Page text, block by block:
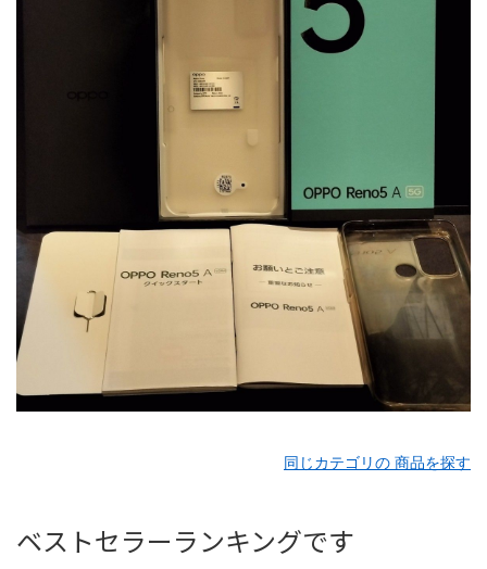
同じカテゴリの 商品を探す
ベストセラーランキングです